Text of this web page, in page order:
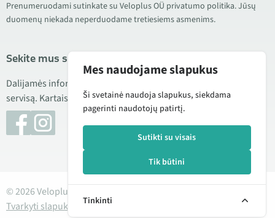
Prenumeruodami sutinkate su Veloplus OÜ privatumo politika. Jūsų
duomenų niekada neperduodame tretiesiems asmenims.
Sekite mus socialiniuose tinkluose
Dalijamės informacija apie geras kainas, naujus produktus ir
servisą. Kartais taip pat publikuojame produktų apžvalgas.
© 2026 Veloplus OÜ. Visos teisės saugomos
Tvarkyti slapukus
Mes naudojame slapukus
Ši svetainė naudoja slapukus, siekdama
pagerinti naudotojų patirtį.
Sutikti su visais
Tik būtini
Tinkinti